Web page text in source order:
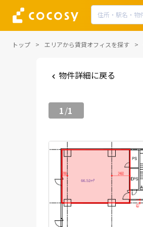
トップ エリアから賃貸オフィスを探す
物件詳細に戻る
1/1